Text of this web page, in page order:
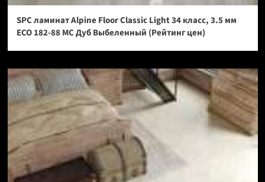
SPC ламинат Alpine Floor Classic Light 34 класс, 3.5 мм
ECO 182-88 МС Дуб Выбеленный (Рейтинг цен)